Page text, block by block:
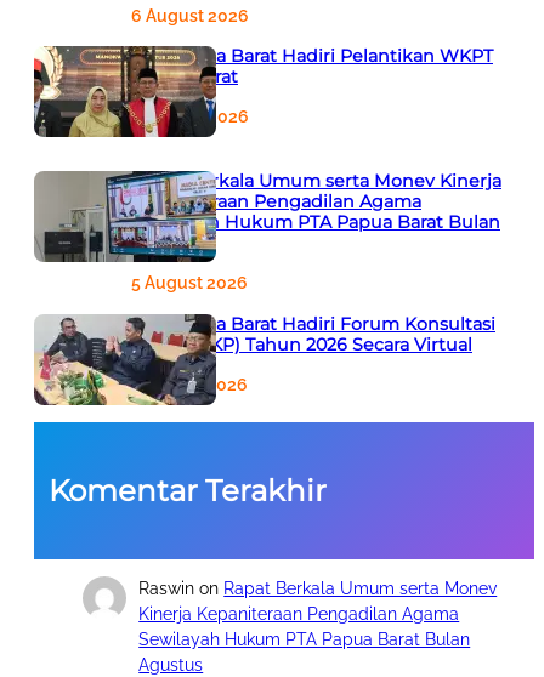
6 August 2026
PTA Papua Barat Hadiri Pelantikan WKPT
Papua Barat
6 August 2026
Rapat Berkala Umum serta Monev Kinerja
Kepaniteraan Pengadilan Agama
Sewilayah Hukum PTA Papua Barat Bulan
Agustus
5 August 2026
PTA Papua Barat Hadiri Forum Konsultasi
Publik (FKP) Tahun 2026 Secara Virtual
5 August 2026
Komentar Terakhir
Raswin on Rapat Berkala Umum serta Monev
Kinerja Kepaniteraan Pengadilan Agama
Sewilayah Hukum PTA Papua Barat Bulan
Agustus